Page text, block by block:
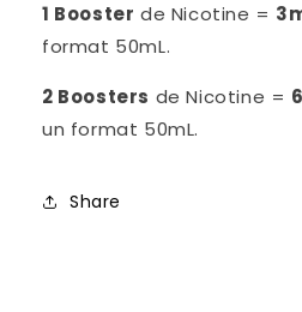
1 Booster de Nicotine =
format 50mL.
2 Boosters de Nicotine =
un format 50mL.
Share